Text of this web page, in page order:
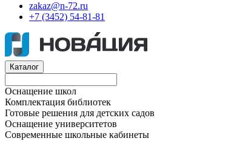
zakaz@n-72.ru
+7 (3452) 54-81-81
Каталог
Оснащение школ
Комплектация библиотек
Готовые решения для детских садов
Оснащение университетов
Современные школьные кабинеты